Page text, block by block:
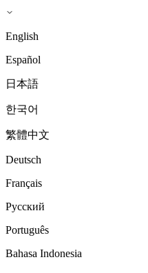
English
Español
日本語
한국어
繁體中文
Deutsch
Français
Русский
Português
Bahasa Indonesia